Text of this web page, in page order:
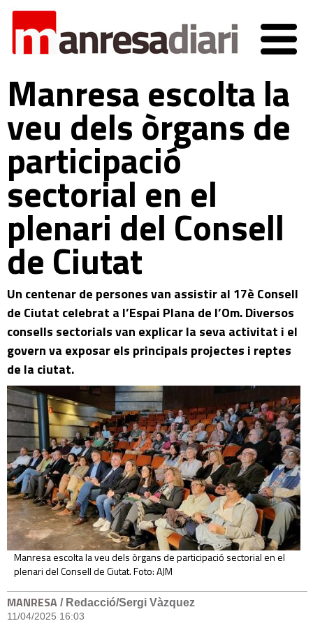
Manresa escolta la
veu dels òrgans de
participació
sectorial en el
plenari del Consell
de Ciutat
Un centenar de persones van assistir al 17è Consell
de Ciutat celebrat a l’Espai Plana de l’Om. Diversos
consells sectorials van explicar la seva activitat i el
govern va exposar els principals projectes i reptes
de la ciutat.
Manresa escolta la veu dels òrgans de participació sectorial en el
plenari del Consell de Ciutat. Foto: AJM
MANRESA / Redacció/Sergi Vàzquez
11/04/2025 16:03